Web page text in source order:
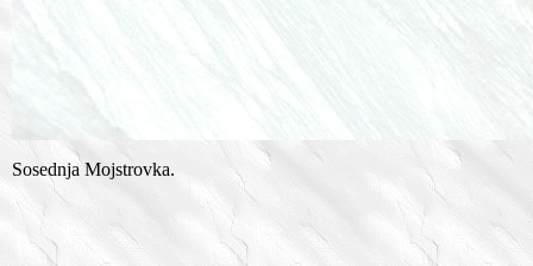
Sosednja Mojstrovka.